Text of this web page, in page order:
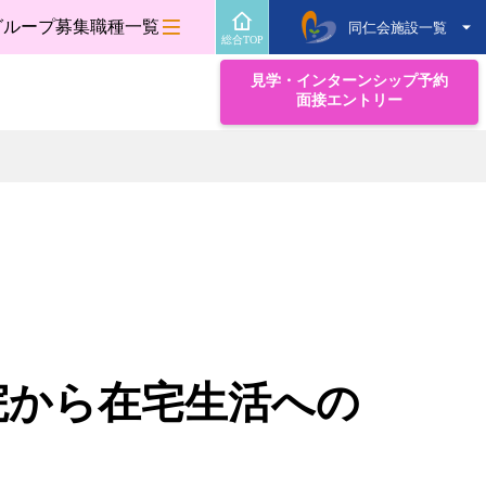
ループ募集職種一覧
総合TOP
見学・インターンシップ予約
面接エントリー
同仁会施設一覧
ら在宅生活への